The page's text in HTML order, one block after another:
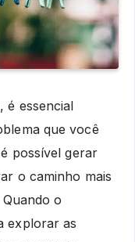
é essencial
que você
possível gerar
o caminho mais
o
explorar as